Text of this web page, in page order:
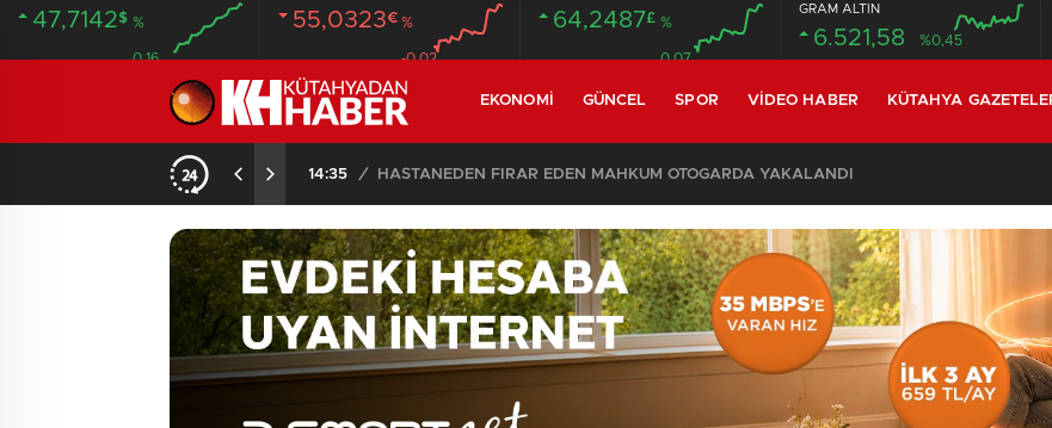
47,7142$ %
0.16
55,0323€ %
-0.02
64,2487£ %
0.07
GRAM ALTIN
6.521,58 %0,45
EKONOMI GÜNCEL SPOR VIDEO HABER KÜTAHYA
14:35 / HASTANEDEN FİRAR EDEN MAHKUM OTOGARDA YAKALANDI